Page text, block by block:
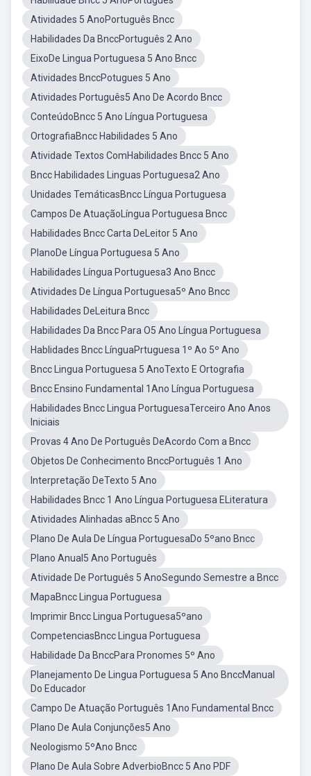
Atividades 5 AnoPortuguês Bncc
Habilidades Da BnccPortuguês 2 Ano
EixoDe Lingua Portuguesa 5 Ano Bncc
Atividades BnccPotugues 5 Ano
Atividades Português5 Ano De Acordo Bncc
ConteúdoBncc 5 Ano Língua Portuguesa
OrtografiaBncc Habilidades 5 Ano
Atividade Textos ComHabilidades Bncc 5 Ano
Bncc Habilidades Linguas Portuguesa2 Ano
Unidades TemáticasBncc Língua Portuguesa
Campos De AtuaçãoLíngua Portuguesa Bncc
Habilidades Bncc Carta DeLeitor 5 Ano
PlanoDe Língua Portuguesa 5 Ano
Habilidades Língua Portuguesa3 Ano Bncc
Atividades De Língua Portuguesa5º Ano Bncc
Habilidades DeLeitura Bncc
Habilidades Da Bncc Para O5 Ano Língua Portuguesa
Hablidades Bncc LínguaPrtuguesa 1º Ao 5º Ano
Bncc Lingua Portuguesa 5 AnoTexto E Ortografia
Bncc Ensino Fundamental 1Ano Língua Portuguesa
Habilidades Bncc Lingua PortuguesaTerceiro Ano Anos
Iniciais
Provas 4 Ano De Português DeAcordo Com a Bncc
Objetos De Conhecimento BnccPortuguês 1 Ano
Interpretação DeTexto 5 Ano
Habilidades Bncc 1 Ano Língua Portuguesa ELiteratura
Atividades Alinhadas aBncc 5 Ano
Plano De Aula De Língua PortuguesaDo 5ºano Bncc
Plano Anual5 Ano Português
Atividade De Português 5 AnoSegundo Semestre a Bncc
MapaBncc Lingua Portuguesa
Imprimir Bncc Lingua Portuguesa5ºano
CompetenciasBncc Lingua Portuguesa
Habilidade Da BnccPara Pronomes 5º Ano
Planejamento De Lingua Portuguesa 5 Ano BnccManual
Do Educador
Campo De Atuação Português 1Ano Fundamental Bncc
Plano De Aula Conjunções5 Ano
Neologismo 5ºAno Bncc
Plano De Aula Sobre AdverbioBncc 5 Ano PDF